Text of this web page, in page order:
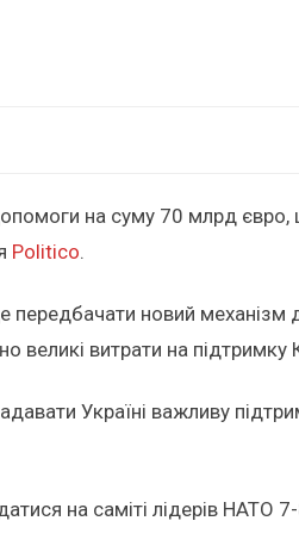
на суму 70 млрд
Politico.
новий механізм
великі витрати на підтримку
Україні важливу
на саміті лідерів НАТО